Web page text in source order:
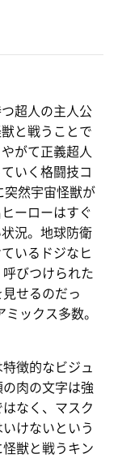
超人の主人公
と戦うことで
がて正義超人
いく格闘技コ
突然宇宙怪獣が
ーローはすぐ
況。地球防衛
いるドジなヒ
びつけられた
せるのだっ
ックス多数。
徴的なビジュ
肉の文字は強
なく、マスク
けないという
獣と戦うキン